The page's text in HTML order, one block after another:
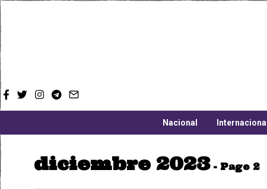
Nacional Internacional
diciembre 2023- Page 2